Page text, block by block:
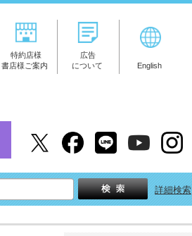
特約店様
書店様ご案内
広告
について
English
詳細検索